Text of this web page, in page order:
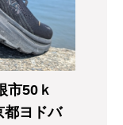
市50ｋ
都ヨドバ